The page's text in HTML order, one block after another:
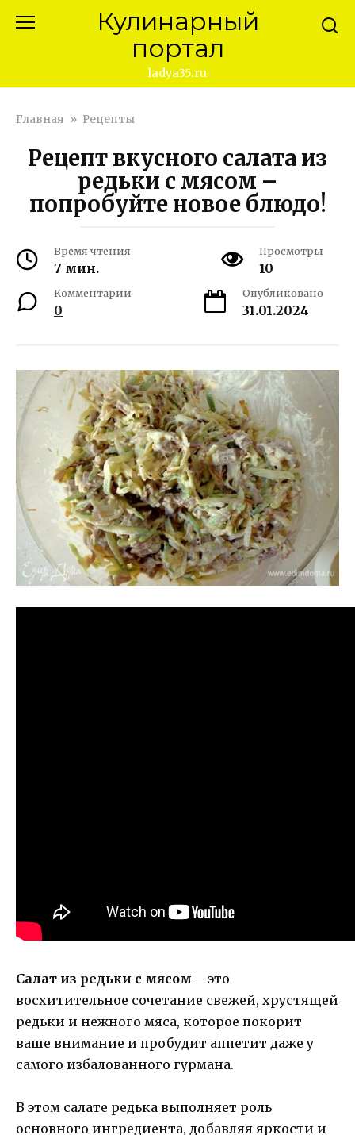
Кулинарный
портал
ladya35.ru
Главная » Рецепты
Рецепт вкусного салата из
редьки с мясом –
попробуйте новое блюдо!
Время чтения
7 мин.
Просмотры
10
Комментарии
0
Опубликовано
31.01.2024
Салат из редьки с мясом – это
восхитительное сочетание свежей, хрустящей
редьки и нежного мяса, которое покорит
ваше внимание и пробудит аппетит даже у
самого избалованного гурмана.
В этом салате редька выполняет роль
основного ингредиента, добавляя яркости и